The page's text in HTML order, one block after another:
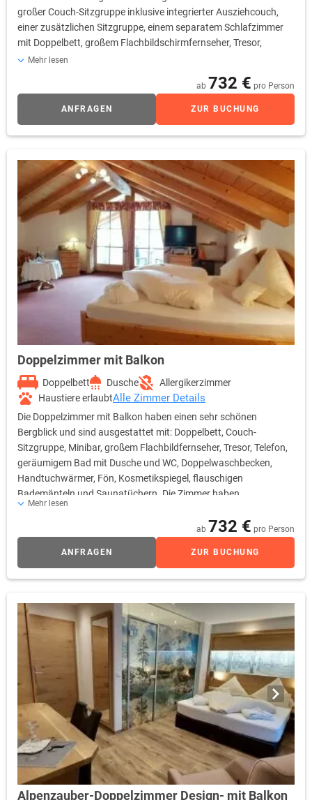
großer Couch-Sitzgruppe inklusive integrierter Ausziehcouch,
einer zusätzlichen Sitzgruppe, einem separatem Schlafzimmer
mit Doppelbett, großem Flachbildschirmfernseher, Tresor,
Badezimmer mit Dusche und WC, Handtuchwärmer,
Kaffeemaschine und Mikrowelle. Alle Apartments haben
Laminatboden. Die Apartments befinden sich im Landhaus
Entfernung zum Haupthaus haben die Apartments inklusive aller
Zimmerpreise sind inklusive Frühstücksbuffet, freier Nutzung
des Wellnessbereiches, freie Nutzung des neuen, exklusiven
Cabrio-Hallenbades, Parkplatz & WLAN.
Mehr lesen
ab 732 € pro Person
ANFRAGEN ZUR BUCHUNG
Doppelzimmer mit Balkon
Doppelbett Dusche
Allergikerzimmer
Haustiere erlaubtAlle Zimmer Details
Die Doppelzimmer mit Balkon haben einen sehr schönen
Bergblick und sind ausgestattet mit: Doppelbett, Couch-
Sitzgruppe, Minibar, großem Flachbildfernseher, Tresor, Telefon,
geräumigem Bad mit Dusche und WC, Doppelwaschbecken,
Handtuchwärmer, Fön, Kosmetikspiegel, flauschigen
Bademänteln und Saunatüchern. Die Zimmer haben
Laminatboden. Alle Zimmerpreise sind inklusive
Frühstücksbuffet, freier Nutzung des Wellnessbereiches, freie
Nutzung des neuen, exklusiven Cabrio-Hallenbades,
Hotelparkplatz & WLAN.
Mehr lesen
ab 732 € pro Person
ANFRAGEN ZUR BUCHUNG
Alpenzauber-Doppelzimmer Design- mit Balkon